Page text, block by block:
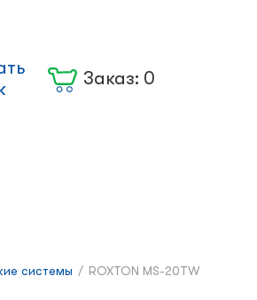
Заказ: 0
системы / ROXTON MS-20TW